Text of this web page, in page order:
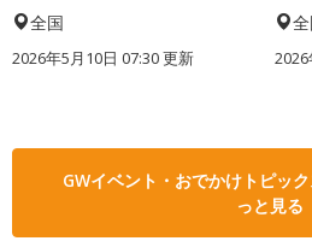
全国
2026年5月10日 07:30 更新
GWイベント・おでかけトピッ
っと見る